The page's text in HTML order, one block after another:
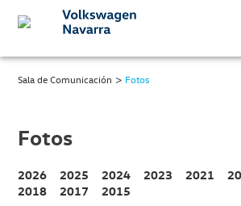
Sala de Comunicación > Fotos
Fotos
2026 2025 2024 2023 2021
2018
2017 2015